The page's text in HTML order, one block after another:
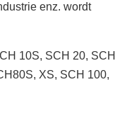
enz. wordt
10S, SCH 20, SCH
XS, SCH 100,